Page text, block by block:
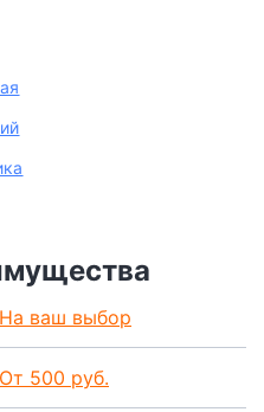
На ваш выбор
От 500 руб.